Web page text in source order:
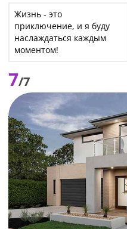
Жизнь - это
приключение, и я буду
наслаждаться каждым
моментом!
7/7